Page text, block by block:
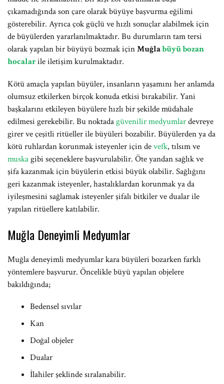
çıkamadığında son çare olarak büyüye başvurma eğilimi
gösterebilir. Ayrıca çok güçlü ve hızlı sonuçlar alabilmek için
de büyülerden yararlanılmaktadır. Bu durumların tam tersi
olarak yapılan bir büyüyü bozmak içinMuğlabüyü bozan
hocalarile iletişim kurulmaktadır.
Kötü amaçla yapılan büyüler, insanların yaşamını her anlamda
olumsuz etkilerken birçok konuda etkisi bırakabilir. Yani
başkalarını etkileyen büyülere hızlı bir şekilde müdahale
edilmesi gerekebilir. Bu noktadagüvenilir medyumlardevreye
girer ve çeşitli ritüeller ile büyüleri bozabilir. Büyülerden ya da
kötü ruhlardan korunmak isteyenler için devefk, tılsım ve
muskagibi seçeneklere başvurulabilir. Öte yandan sağlık ve
şifa kazanmak için büyülerin etkisi büyük olabilir. Sağlığını
geri kazanmak isteyenler, hastalıklardan korunmak ya da
iyileşmesini sağlamak isteyenler şifalı bitkiler ve dualar ile
yapılan ritüellere katılabilir.
Muğla Deneyimli Medyumlar
Muğla deneyimli medyumlar kara büyüleri bozarken farklı
yöntemlere başvurur. Öncelikle büyü yapılan objelere
bakıldığında;
Bedensel sıvılar
Kan
Doğal objeler
Dualar
İlahiler şeklinde sıralanabilir.